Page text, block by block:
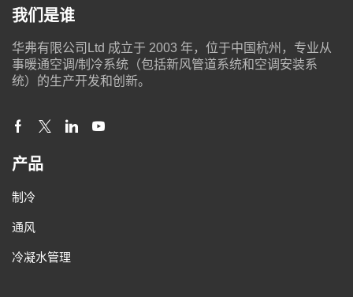
我们是谁
华弗有限公司Ltd 成立于 2003 年，位于中国杭州，专业从
事暖通空调/制冷系统（包括新风管道系统和空调安装系
统）的生产开发和创新。
产品
制冷
通风
冷凝水管理